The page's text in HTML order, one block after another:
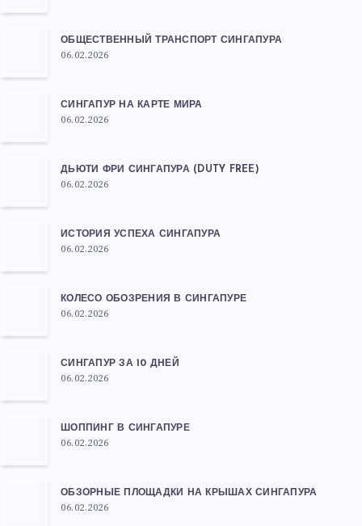
ОБЩЕСТВЕННЫЙ ТРАНСПОРТ СИНГАПУРА
06.02.2026
СИНГАПУР НА КАРТЕ МИРА
06.02.2026
ДЬЮТИ ФРИ СИНГАПУРА (DUTY FREE)
06.02.2026
ИСТОРИЯ УСПЕХА СИНГАПУРА
06.02.2026
КОЛЕСО ОБОЗРЕНИЯ В СИНГАПУРЕ
06.02.2026
СИНГАПУР ЗА 10 ДНЕЙ
06.02.2026
ШОППИНГ В СИНГАПУРЕ
06.02.2026
ОБЗОРНЫЕ ПЛОЩАДКИ НА КРЫШАХ СИНГАПУРА
06.02.2026